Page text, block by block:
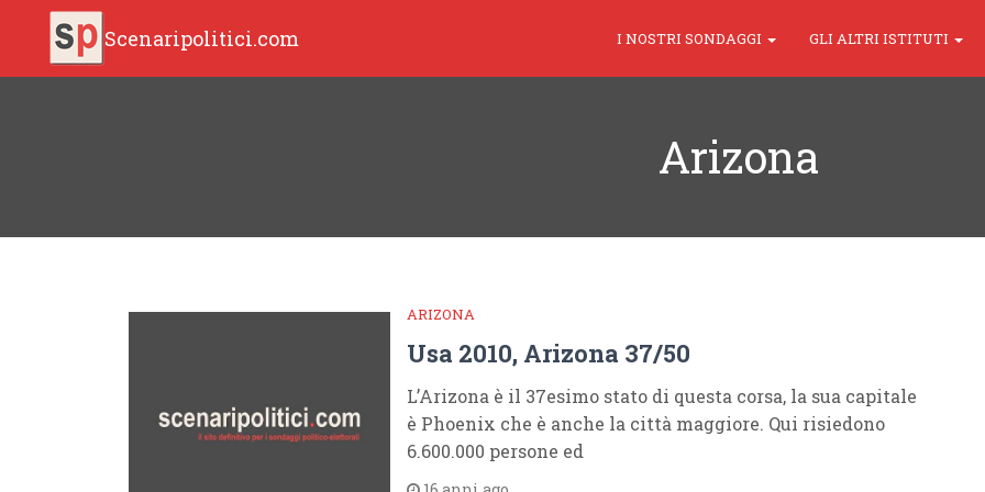
Scenaripolitici.com I NOSTRI SONDAGGI GLI ALTRI ISTITUTI
Arizona
ARIZONA
Usa 2010, Arizona 37/50
L’Arizona è il 37esimo stato di questa corsa, la sua capitale
è Phoenix che è anche la città maggiore. Qui risiedono
6.600.000 persone ed